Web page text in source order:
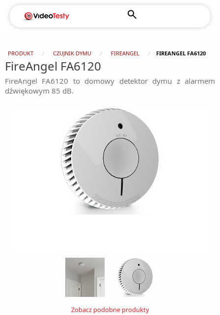
PRODUKT CZUJNIK DYMU FIREANGEL FIREANGEL FA6120
FireAngel FA6120
FireAngel FA6120 to domowy detektor dymu z alarmem
dźwiękowym 85 dB.
Zobacz podobne produkty